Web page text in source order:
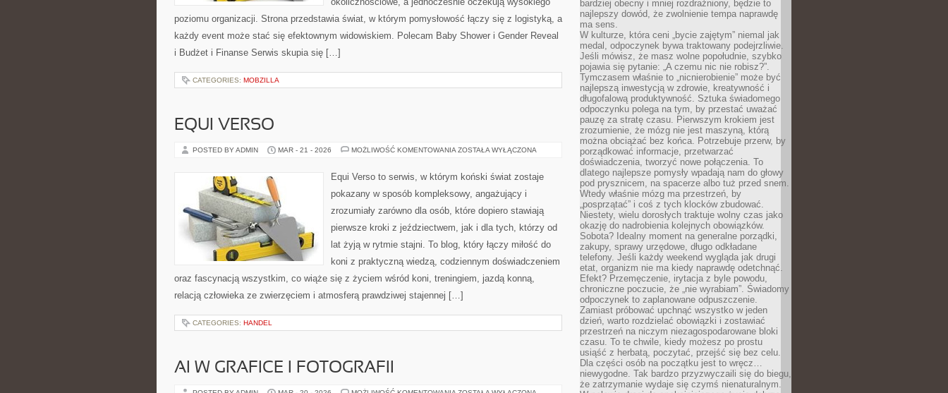
poziomu organizacji. Strona przedstawia świat, w którym pomysłowość łączy się z logistyką, a
każdy event może stać się efektownym widowiskiem. Polecam Baby Shower i Gender Reveal
i Budżet i Finanse Serwis skupia się […]
CATEGORIES: MOBZILLA
EQUI VERSO
POSTED BY ADMIN MAR - 21 - 2026 MOŻLIWOŚĆ KOMENTOWANIA EQUI
ZOSTAŁA WYŁĄCZONA
Equi Verso to serwis, w którym koński świat zostaje
pokazany w sposób kompleksowy, angażujący i
zrozumiały zarówno dla osób, które dopiero stawiają
pierwsze kroki z jeździectwem, jak i dla tych, którzy od
lat żyją w rytmie stajni. To blog, który łączy miłość do
koni z praktyczną wiedzą, codziennym doświadczeniem
oraz fascynacją wszystkim, co wiąże się z życiem wśród koni, treningiem, jazdą konną,
relacją człowieka ze zwierzęciem i atmosferą prawdziwej stajennej […]
CATEGORIES: HANDEL
AI W GRAFICE I FOTOGRAFII
bardziej obecny i mniej rozdrażniony, będzie to
najlepszy dowód, że zwolnienie tempa naprawdę
ma sens.
W kulturze, która ceni „bycie zajętym” niemal jak
medal, odpoczynek bywa traktowany podejrzliwie.
Jeśli mówisz, że masz wolne popołudnie, szybko
pojawia się pytanie: „A czemu nic nie robisz?”.
Tymczasem właśnie to „nicnierobienie” może być
najlepszą inwestycją w zdrowie, kreatywność i
długofalową produktywność. Sztuka świadomego
odpoczynku polega na tym, by przestać uważać
pauzę za stratę czasu. Pierwszym krokiem jest
zrozumienie, że mózg nie jest maszyną, którą
można obciążać bez końca. Potrzebuje przerw, by
porządkować informacje, przetwarzać
doświadczenia, tworzyć nowe połączenia. To
dlatego najlepsze pomysły wpadają nam do głowy
pod prysznicem, na spacerze albo tuż przed snem.
Wtedy właśnie mózg ma przestrzeń, by
„posprzątać” i coś z tych klocków zbudować.
Niestety, wielu dorosłych traktuje wolny czas jako
okazję do nadrobienia kolejnych obowiązków.
Sobota? Idealny moment na generalne porządki,
zakupy, sprawy urzędowe, długo odkładane
telefony. Jeśli każdy weekend wygląda jak drugi
etat, organizm nie ma kiedy naprawdę odetchnąć.
Efekt? Przemęczenie, irytacja z byle powodu,
chroniczne poczucie, że „nie wyrabiam”. Świadomy
odpoczynek to zaplanowane odpuszczenie.
Zamiast próbować upchnąć wszystko w jeden
dzień, warto rozdzielać obowiązki i zostawiać
przestrzeń na niczym niezagospodarowane bloki
czasu. To te chwile, kiedy możesz po prostu
usiąść z herbatą, poczytać, przejść się bez celu.
Dla części osób na początku jest to wręcz…
niewygodne. Tak bardzo przyzwyczaili się do biegu,
że zatrzymanie wydaje się czymś nienaturalnym.